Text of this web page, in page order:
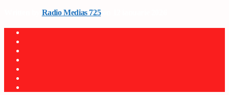
Radio Medias 725on 12 ianuarie 2026